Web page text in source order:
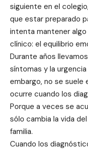
siguiente en el
que estar preparado
intenta mantener algo
clínico: el equilibrio
Durante años
síntomas y la
embargo, no se suele
ocurre cuando los
Porque a veces se
sólo cambia la vida
familia.
Cuando los